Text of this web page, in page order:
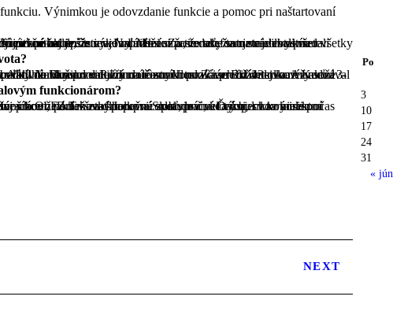
strávili takmer všetky januárové víkendy a niekedy aj hromžili nad premárneným časom, boli to pekné akcie.
Záver aktívnej kariéry som prežil v Boleráze a v 35 rokoch som pre zdravotné problémy zavesil kopačky na klinec.
funkcionárom?
NEXT
Po
« jún
3
10
17
24
31